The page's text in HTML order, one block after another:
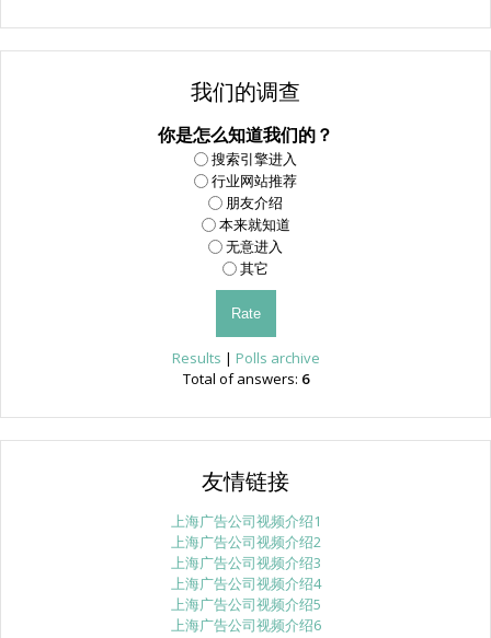
我们的调查
你是怎么知道我们的？
搜索引擎进入
行业网站推荐
朋友介绍
本来就知道
无意进入
其它
Results | Polls archive
Total of answers: 6
友情链接
上海广告公司视频介绍1
上海广告公司视频介绍2
上海广告公司视频介绍3
上海广告公司视频介绍4
上海广告公司视频介绍5
上海广告公司视频介绍6